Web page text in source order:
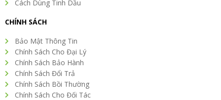
Cách Dùng Tinh Dầu
CHÍNH SÁCH
Bảo Mật Thông Tin
Chính Sách Cho Đại Lý
Chính Sách Bảo Hành
Chính Sách Đổi Trả
Chính Sách Bồi Thường
Chính Sách Cho Đối Tác